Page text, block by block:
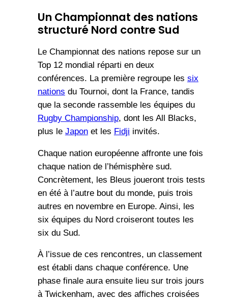
Un Championnat des nations
structuré Nord contre Sud
Le Championnat des nations repose sur un
Top 12 mondial réparti en deux
conférences. La première regroupe les six
nations du Tournoi, dont la France, tandis
que la seconde rassemble les équipes du
Rugby Championship, dont les All Blacks,
plus le Japonet les Fidji invités.
Chaque nation européenne affronte une fois
chaque nation de l’hémisphère sud.
Concrètement, les Bleus joueront trois tests
en été à l’autre bout du monde, puis trois
autres en novembre en Europe. Ainsi, les
six équipes du Nord croiseront toutes les
six du Sud.
À l’issue de ces rencontres, un classement
est établi dans chaque conférence. Une
phase finale aura ensuite lieu sur trois jours
à Twickenham, avec des affiches croisées